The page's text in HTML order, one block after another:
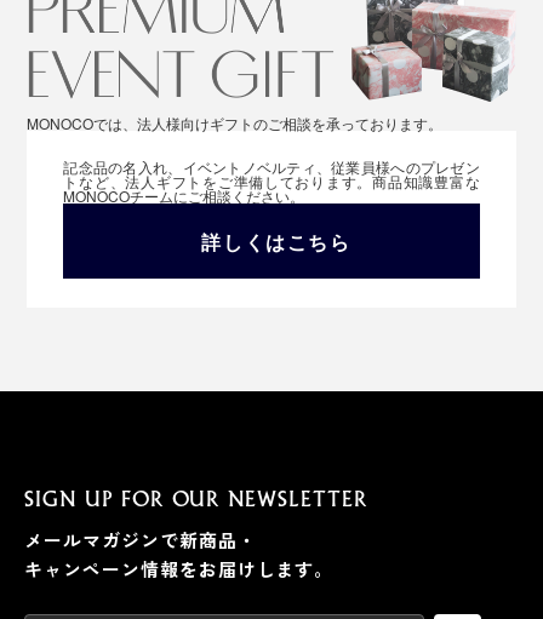
MONOCOでは、法人様向けギフトのご相談を承っております。
記念品の名入れ、イベントノベルティ、従業員様へのプレゼン
トなど、法人ギフトをご準備しております。商品知識豊富な
MONOCOチームにご相談ください。
詳しくはこちら
SIGN UP FOR OUR NEWSLETTER
メールマガジンで新商品・
キャンペーン情報をお届けします。